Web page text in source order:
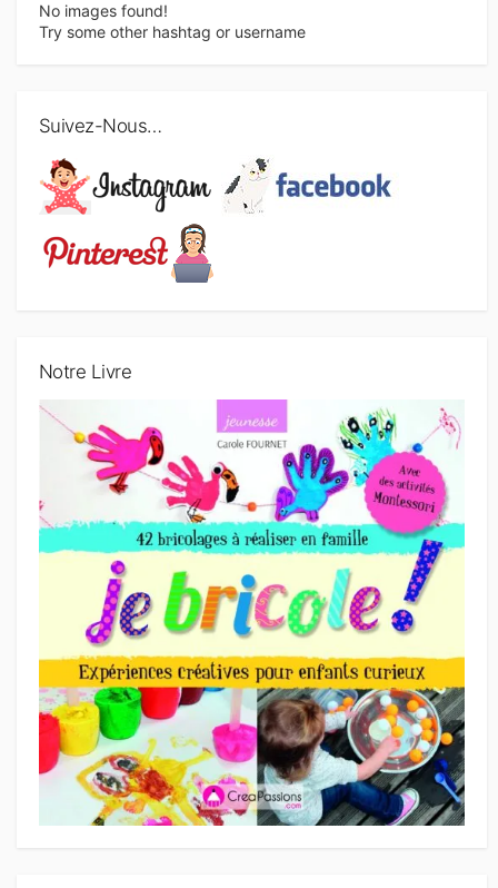
No images found!
Try some other hashtag or username
Suivez-Nous…
Notre Livre